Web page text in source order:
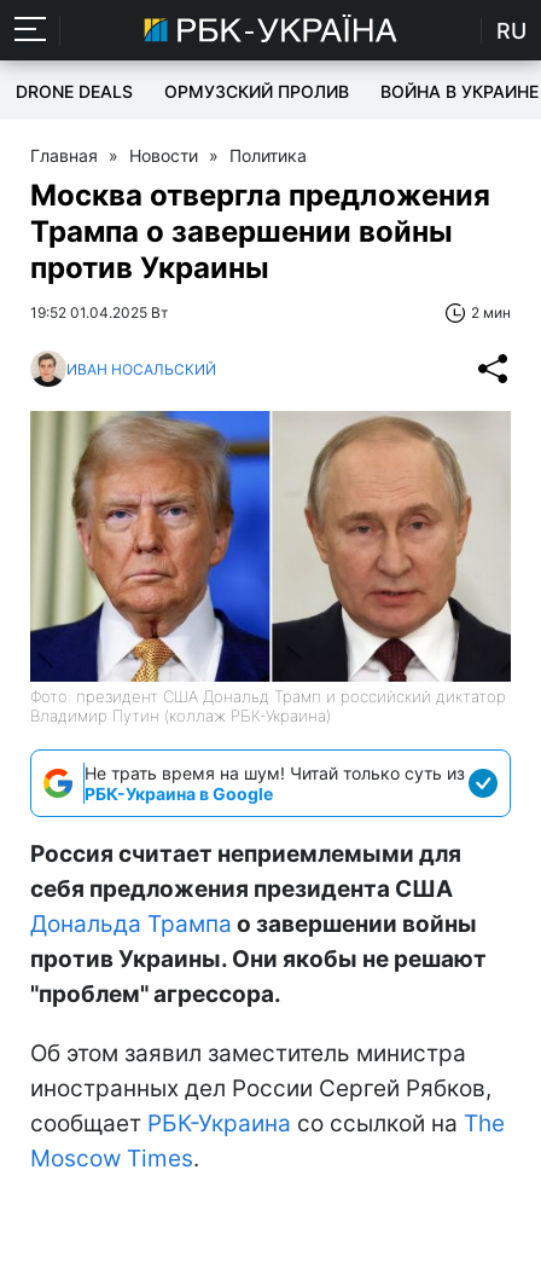
RU
DRONE DEALS ОРМУЗСКИЙ ПРОЛИВ ВОЙНА В УКРАИНЕ
Главная » Новости » Политика
Москва отвергла предложения
Трампа о завершении войны
против Украины
19:52 01.04.2025 Вт 2 мин
ИВАН НОСАЛЬСКИЙ
Фото: президент США Дональд Трамп и российский диктатор
Владимир Путин (коллаж РБК-Украина)
Не трать время на шум! Читай только суть из
РБК-Украина в Google
Россия считает неприемлемыми для
себя предложения президента США
Дональда Трампа о завершении войны
против Украины. Они якобы не решают
"проблем" агрессора.
Об этом заявил заместитель министра
иностранных дел России Сергей Рябков,
сообщает РБК-Украина со ссылкой на The
Moscow Times.